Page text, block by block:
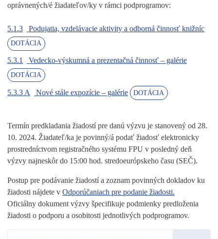
oprávnených/é žiadateľov/ky v rámci podprogramov:
5.1.3 Podujatia, vzdelávacie aktivity a odborná činnosť knižníc
DOTÁCIA
5.3.1 Vedecko-výskumná a prezentačná činnosť – galérie
DOTÁCIA
5.3.3 A Nové stále expozície – galérie DOTÁCIA
Termín predkladania žiadostí pre danú výzvu je stanovený od 28.
10. 2024. Žiadateľ/ka je povinný/á podať žiadosť elektronicky
prostredníctvom registračného systému FPU v posledný deň
výzvy najneskôr do 15:00 hod. stredoeurópskeho času (SEČ).
Postup pre podávanie žiadostí a zoznam povinných dokladov ku
žiadosti nájdete v Odporúčaniach pre podanie žiadosti.
Oficiálny dokument výzvy špecifikuje podmienky predloženia
žiadosti o podporu a osobitosti jednotlivých podprogramov.